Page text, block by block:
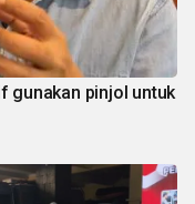
gunakan pinjol untuk